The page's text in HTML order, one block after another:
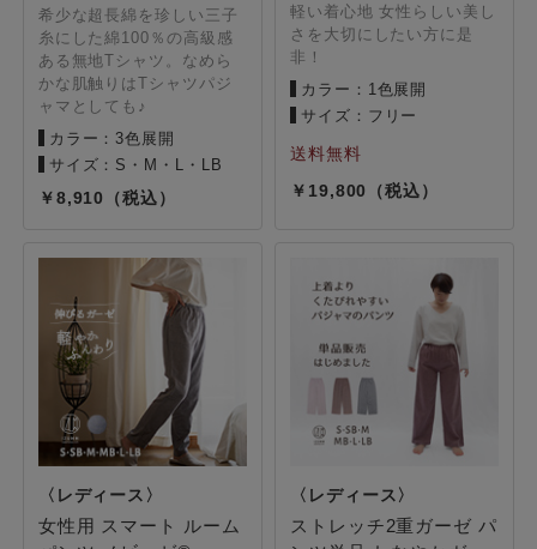
希少な超長綿を珍しい三子
糸にした綿100％の高級感
ある無地Tシャツ。なめら
かな肌触りはTシャツパジ
ャマとしても♪
カラー：3色展開
サイズ：S・M・L・LB
8,910
軽い着心地 女性らしい美し
さを大切にしたい方に是
非！
カラー：1色展開
サイズ：フリー
19,800
女性用 スマート ルーム
ストレッチ2重ガーゼ パ